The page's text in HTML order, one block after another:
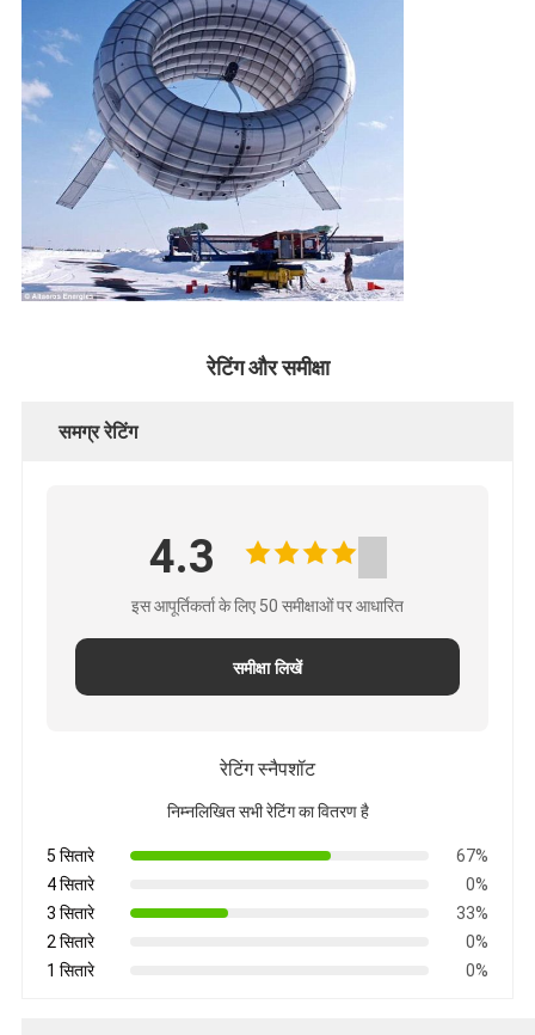
रेटिंग और समीक्षा
समग्र रेटिंग
4.3
इस आपूर्तिकर्ता के लिए 50 समीक्षाओं पर आधारित
समीक्षा लिखें
रेटिंग स्नैपशॉट
निम्नलिखित सभी रेटिंग का वितरण है
5 सितारे
67%
4 सितारे
0%
3 सितारे
33%
2 सितारे
0%
1 सितारे
0%